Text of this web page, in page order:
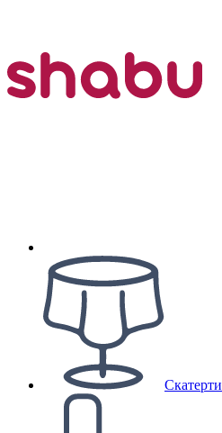
Скатерти